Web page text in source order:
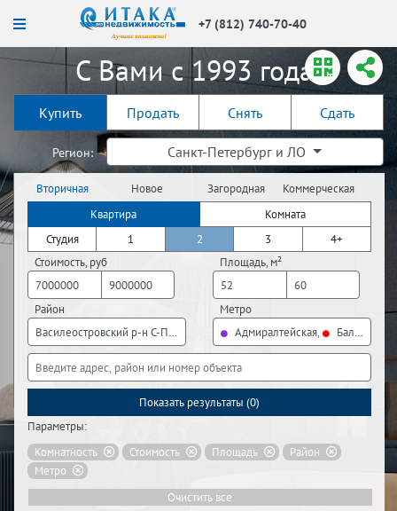
+7 (812) 740-70-40
С Вами с 1993 года!
Купить Продать Снять Сдать
Регион: Санкт-Петербург и ЛО
Вторичная
недвижимость
Новое
строительство
Загородная
недвижимость
Коммерческая
недвижимость
Квартира
Комната
Студия
1 2 3
4+
Стоимость, руб
Площадь, м²
Район
Василеостровский р-н С-Пб, Выборгский р-н С-Пб, Калининский р-н
Метро
Адмиралтейская,
Балтийская,
Показать результаты (0)
Параметры:
Комнатность
Стоимость Площадь
Район
Метро
Очистить все